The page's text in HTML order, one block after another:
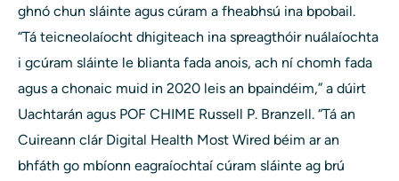
ghnó chun sláinte agus cúram a fheabhsú ina bpobail.
“Tá teicneolaíocht dhigiteach ina spreagthóir nuálaíochta
i gcúram sláinte le blianta fada anois, ach ní chomh fada
agus a chonaic muid in 2020 leis an bpaindéim,” a dúirt
Uachtarán agus POF CHIME Russell P. Branzell. “Tá an
Cuireann clár Digital Health Most Wired béim ar an
bhfáth go mbíonn eagraíochtaí cúram sláinte ag brú